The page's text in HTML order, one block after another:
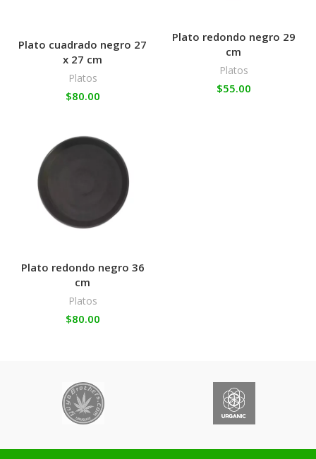
Plato cuadrado negro 27
x 27 cm
Platos
$80.00
Plato redondo negro 29
cm
Platos
$55.00
Plato redondo negro 36
cm
Platos
$80.00